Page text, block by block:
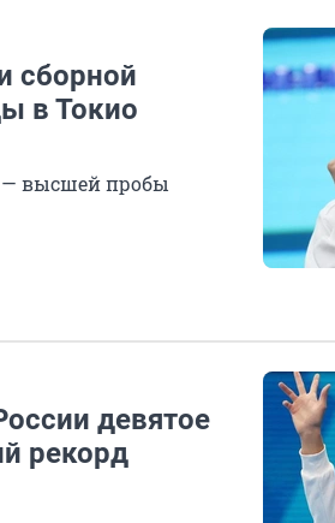
сборной
в Токио
— высшей пробы
девятое
рекорд